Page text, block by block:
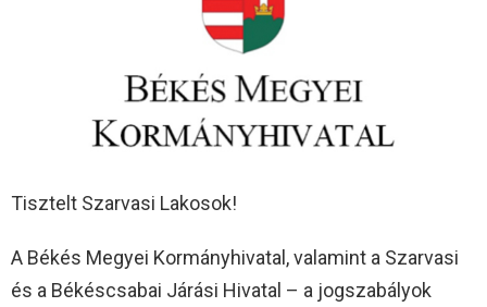
Tisztelt Szarvasi Lakosok!
A Békés Megyei Kormányhivatal, valamint a Szarvasi
és a Békéscsabai Járási Hivatal – a jogszabályok